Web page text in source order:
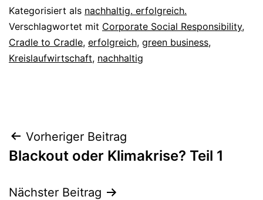
Kategorisiert als nachhaltig. erfolgreich.
Verschlagwortet mit Corporate Social Responsibility,
Cradle to Cradle, erfolgreich, green business,
Kreislaufwirtschaft, nachhaltig
Beitragsnavigation
Vorheriger Beitrag
Blackout oder Klimakrise? Teil 1
Nächster Beitrag